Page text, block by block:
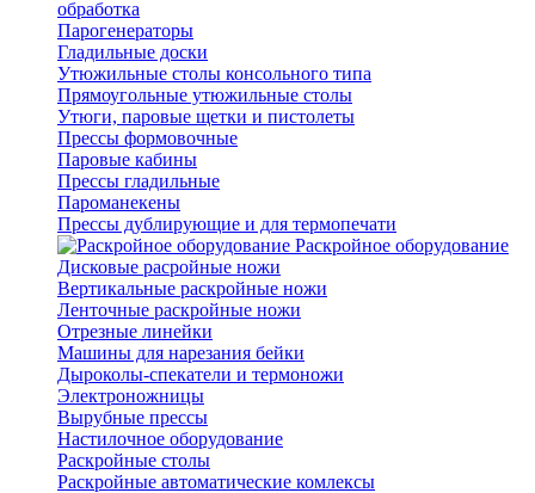
обработка
Парогенераторы
Гладильные доски
Утюжильные столы консольного типа
Прямоугольные утюжильные столы
Утюги, паровые щетки и пистолеты
Прессы формовочные
Паровые кабины
Прессы гладильные
Пароманекены
Прессы дублирующие и для термопечати
Раскройное оборудование
Дисковые расройные ножи
Вертикальные раскройные ножи
Ленточные раскройные ножи
Отрезные линейки
Машины для нарезания бейки
Дыроколы-спекатели и термоножи
Электроножницы
Вырубные прессы
Настилочное оборудование
Раскройные столы
Раскройные автоматические комлексы